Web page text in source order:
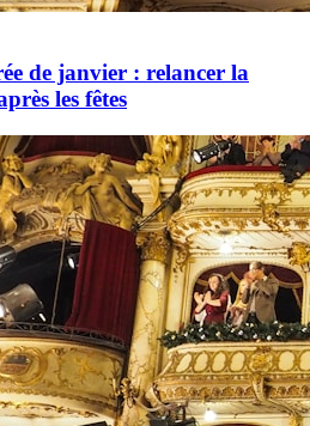
de janvier : relancer la
les fêtes